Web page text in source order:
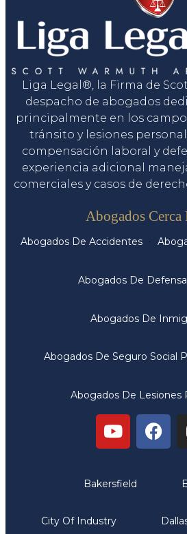
Liga Legal®, la Firma de
despacho de abogados
principalmente en los
tránsito y lesiones
compensación laboral y
experiencia adicional
comerciales y casos de
Abogados Cerca
Abogados De Accidentes
Abogados De
Abogados De
Abogados De Seguro Social
Abogados De Lesiones
Bakersfield
City Of Industry